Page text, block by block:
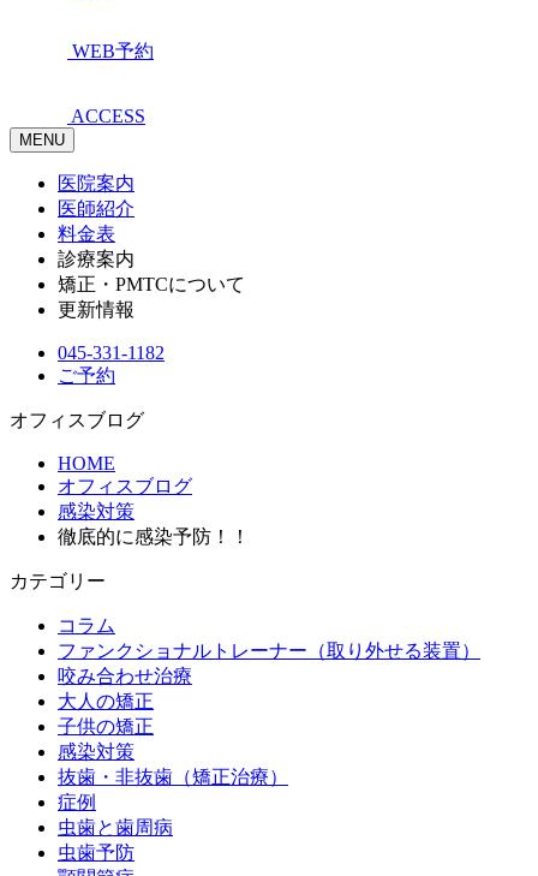
WEB予約
ACCESS
MENU
医院案内
医師紹介
料金表
診療案内
矯正・PMTCについて
更新情報
045-331-1182
ご予約
オフィスブログ
HOME
オフィスブログ
感染対策
徹底的に感染予防！！
カテゴリー
コラム
ファンクショナルトレーナー（取り外せる装置）
咬み合わせ治療
大人の矯正
子供の矯正
感染対策
抜歯・非抜歯（矯正治療）
症例
虫歯と歯周病
虫歯予防